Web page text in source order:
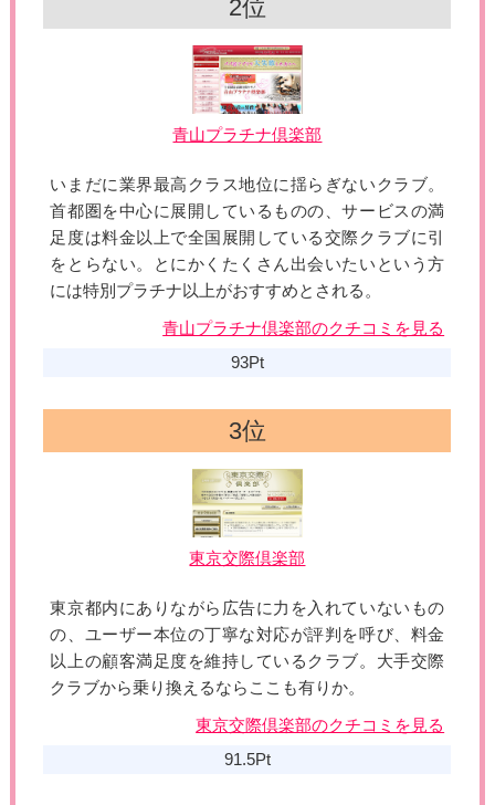
青山プラチナ倶楽部
いまだに業界最高クラス地位に揺らぎないクラブ。
首都圏を中心に展開しているものの、サービスの満
足度は料金以上で全国展開している交際クラブに引
をとらない。とにかくたくさん出会いたいという方
には特別プラチナ以上がおすすめとされる。
青山プラチナ倶楽部のクチコミを見る
93Pt
東京交際倶楽部
東京都内にありながら広告に力を入れていないもの
の、ユーザー本位の丁寧な対応が評判を呼び、料金
以上の顧客満足度を維持しているクラブ。大手交際
クラブから乗り換えるならここも有りか。
東京交際倶楽部のクチコミを見る
91.5Pt